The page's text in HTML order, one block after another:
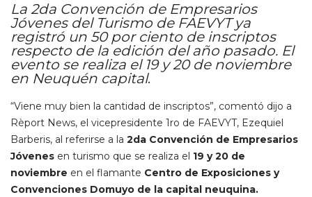
La 2da Convención de Empresarios
Jóvenes del Turismo de FAEVYT ya
registró un 50 por ciento de inscriptos
respecto de la edición del año pasado. El
evento se realiza el 19 y 20 de noviembre
en Neuquén capital.
“Viene muy bien la cantidad de inscriptos”, comentó dijo a
Rèport News, el vicepresidente 1ro de FAEVYT, Ezequiel
Barberis, al referirse a la 2da Convención de Empresarios
Jóvenes en turismo que se realiza el 19 y 20 de
noviembre en el flamante Centro de Exposiciones y
Convenciones Domuyo de la capital neuquina.